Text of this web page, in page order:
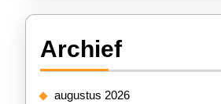
Archief
augustus 2026